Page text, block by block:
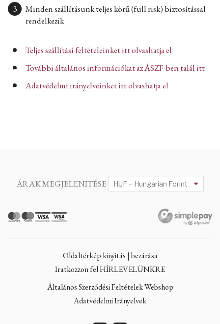
Minden szállításunk teljes körű (full risk) biztosítással
rendelkezik
Teljes szállítási feltételeinket itt olvashatja el
További általános információkat az ÁSZF-ben talál itt
Adatvédelmi irányelveinket itt olvashatja el
ÁRAK MEGJELENITÉSE
Oldaltérkép kinyitás | bezárása
Iratkozzon fel HÍRLEVELÜNKRE
Általános Szerződési Feltételek Webshop
Adatvédelmi Irányelvek